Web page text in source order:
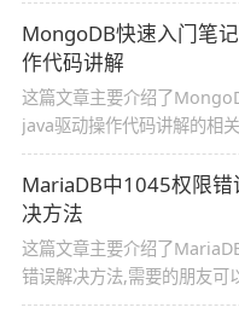
MongoDB快速入门笔
作代码讲解
这篇文章主要介绍了
java驱动操作代码讲解的相
需要的朋友可以参考下
MariaDB中1045权限
决方法
这篇文章主要介绍了
错误解决方法,需要的朋友可